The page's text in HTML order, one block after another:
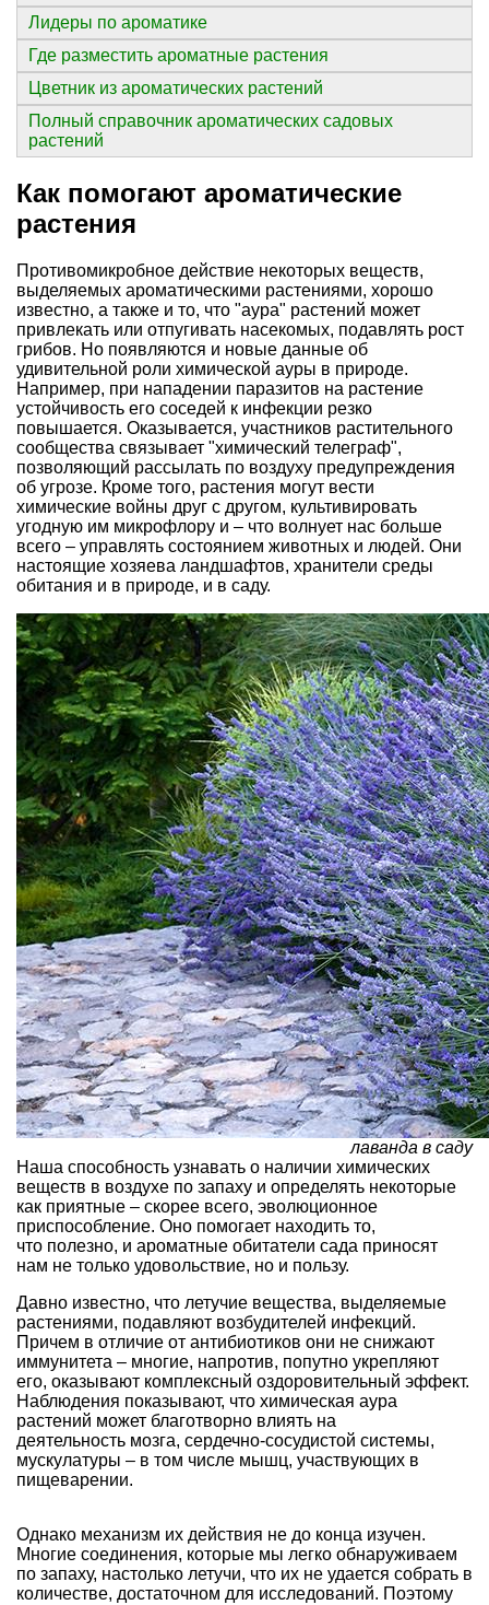
Лидеры по ароматике
Где разместить ароматные растения
Цветник из ароматических растений
Полный справочник ароматических садовых
растений
Как помогают ароматические
растения
Противомикробное действие некоторых веществ,
выделяемых ароматическими растениями, хорошо
известно, а также и то, что "аура" растений может
привлекать или отпугивать насекомых, подавлять рост
грибов. Но появляются и новые данные об
удивительной роли химической ауры в природе.
Например, при нападении паразитов на растение
устойчивость его соседей к инфекции резко
повышается. Оказывается, участников растительного
сообщества связывает "химический телеграф",
позволяющий рассылать по воздуху предупреждения
об угрозе. Кроме того, растения могут вести
химические войны друг с другом, культивировать
угодную им микрофлору и – что волнует нас больше
всего – управлять состоянием животных и людей. Они
настоящие хозяева ландшафтов, хранители среды
обитания и в природе, и в саду.
лаванда в саду
Наша способность узнавать о наличии химических
веществ в воздухе по запаху и определять некоторые
как приятные – скорее всего, эволюционное
приспособление. Оно помогает находить то,
что полезно, и ароматные обитатели сада приносят
нам не только удовольствие, но и пользу.
Давно известно, что летучие вещества, выделяемые
растениями, подавляют возбудителей инфекций.
Причем в отличие от антибиотиков они не снижают
иммунитета – многие, напротив, попутно укрепляют
его, оказывают комплексный оздоровительный эффект.
Наблюдения показывают, что химическая аура
растений может благотворно влиять на
деятельность мозга, сердечно-сосудистой системы,
мускулатуры – в том числе мышц, участвующих в
пищеварении.
Однако механизм их действия не до конца изучен.
Многие соединения, которые мы легко обнаруживаем
по запаху, настолько летучи, что их не удается собрать в
количестве, достаточном для исследований. Поэтому